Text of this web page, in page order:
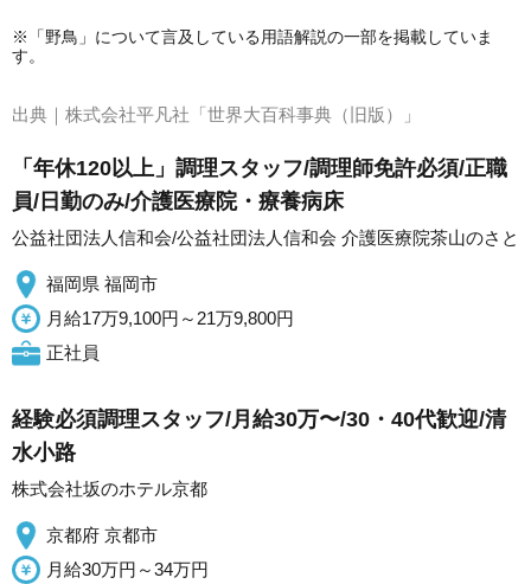
※「野鳥」について言及している用語解説の一部を掲載していま
す。
出典｜ 株式会社平凡社「世界大百科事典（旧版）」
「年休120以上」調理スタッフ/調理師免許必須/正職
員/日勤のみ/介護医療院・療養病床
公益社団法人信和会/公益社団法人信和会 介護医療院茶山のさと
福岡県 福岡市
月給17万9,100円～21万9,800円
正社員
経験必須調理スタッフ/月給30万〜/30・40代歓迎/清
水小路
株式会社坂のホテル京都
京都府 京都市
月給30万円～34万円